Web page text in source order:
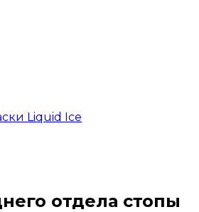
Liquid Ice
отдела стопы